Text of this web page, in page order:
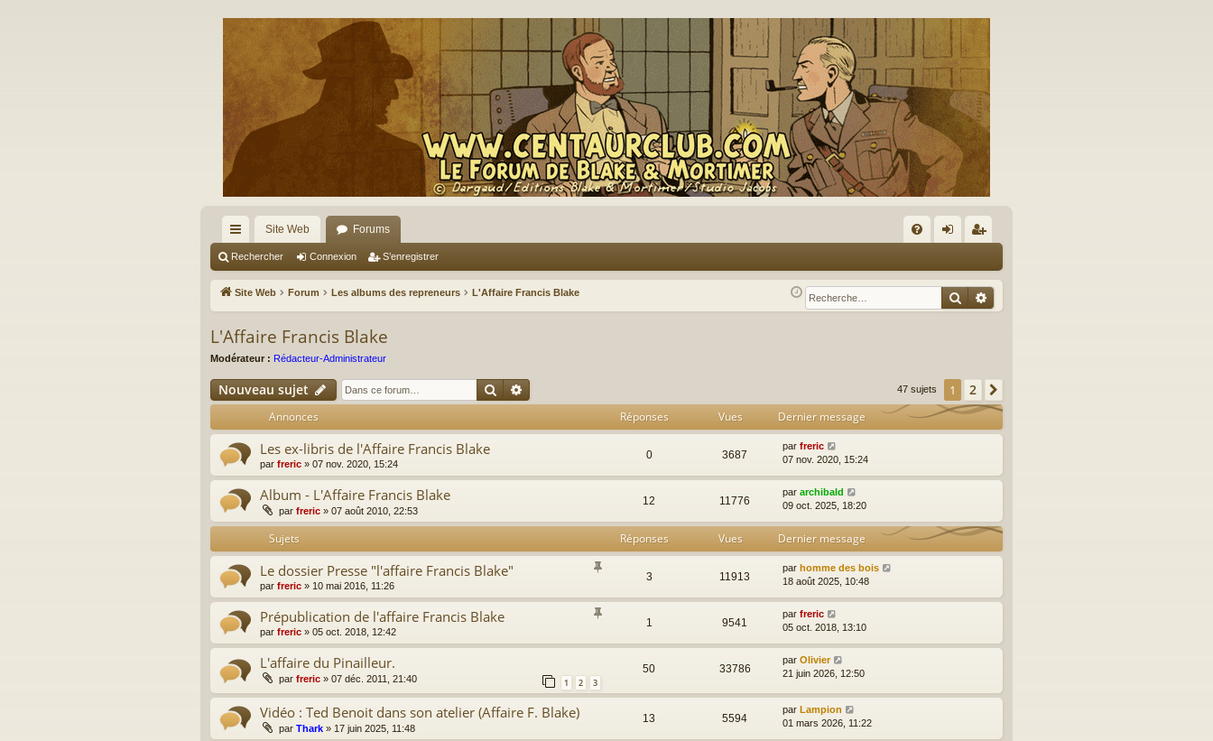
cc
ès
ra
pi
de
Site Web Forums
Q ne
xi
nr
eg
Rechercher Connexion S’enregistrer
Site Web Forum Les albums des repreneurs L'Affaire Francis Blake Rechercher
Recherche avancée
L'Affaire Francis Blake
Modérateur : Rédacteur-Administrateur
Nouveau sujet Rechercher 47 sujets 1 2
Annonces Réponses Vues Dernier message
Les ex-libris de l'Affaire Francis Blake
par freric » 07 nov. 2020, 15:24
0 3687
par freric
07 nov. 2020, 15:24
Album - L'Affaire Francis Blake
par freric » 07 août 2010, 22:53
12 11776
par archibald
09 oct. 2025, 18:20
Sujets Réponses Vues Dernier message
Le dossier Presse "l'affaire Francis Blake"
par freric » 10 mai 2016, 11:26
3 11913
par homme des bois
18 août 2025, 10:48
Prépublication de l'affaire Francis Blake
par freric » 05 oct. 2018, 12:42
1 9541
par freric
05 oct. 2018, 13:10
L'affaire du Pinailleur.
par freric » 07 déc. 2011, 21:40 1 2 3
50 33786
par Olivier
21 juin 2026, 12:50
Vidéo : Ted Benoit dans son atelier (Affaire F. Blake)
par Thark » 17 juin 2025, 11:48
13 5594
par Lampion
01 mars 2026, 11:22